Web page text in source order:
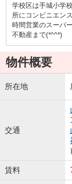
学校区は手城小
所にコンビニエン
時間営業のスーパ
不動産まで(*^^*)
物件概要
所在地
交通
賃料